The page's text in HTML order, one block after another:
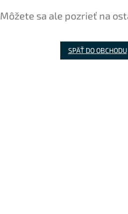
Môžete sa ale pozrieť na
SPÄŤ DO OBCHODU